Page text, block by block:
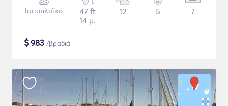
Ιστιοπλοϊκό
47 ft
14 μ.
12 5 7
$983 /βραδιά